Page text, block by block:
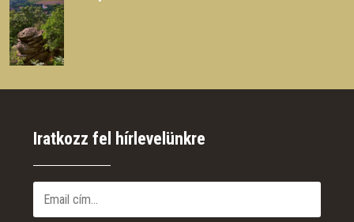
Iratkozz fel hírlevelünkre